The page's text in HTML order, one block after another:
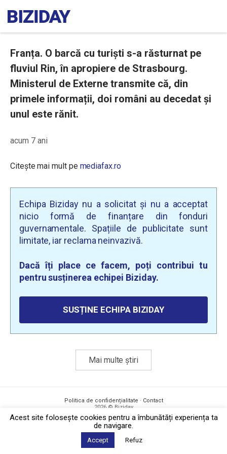
Franța. O barcă cu turiști s-a răsturnat pe
fluviul Rin, în apropiere de Strasbourg.
Ministerul de Externe transmite că, din
primele informații, doi români au decedat și
unul este rănit.
acum 7 ani
Citește mai mult pe mediafax.ro
Echipa Biziday nu a solicitat și nu a acceptat
nicio formă de finanțare din fonduri
guvernamentale. Spațiile de publicitate sunt
limitate, iar reclama neinvazivă.
Dacă îți place ce facem, poți contribui tu
pentru susținerea echipei Biziday.
SUSȚINE ECHIPA BIZIDAY
Mai multe știri
Politica de confidențialitate · Contact
2026 © Biziday
Acest site foloseşte cookies pentru a îmbunătăți experiența ta
de navigare.
Accept Refuz